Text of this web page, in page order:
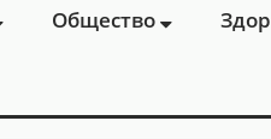
Общество